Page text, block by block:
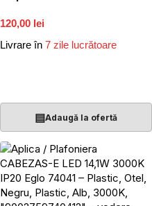
120,00 lei
Livrare în 7 zile lucrătoare
▤Adaugă la ofertă